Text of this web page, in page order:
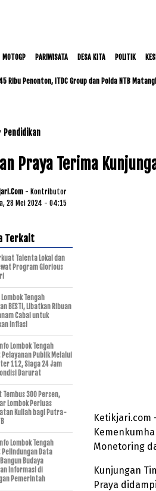
MOTOGP PARIWISATA DESA KITA POLITIK
Ribu Penonton, ITDC Group dan Polda NTB
Pendidikan
Praya Terima
- Kontributor
28 Mei 2024 - 04:15
Ketikjari.com
Monetoring
Kunjungan
Praya
Terkait
Talenta Lokal dan
Program Glorious
Lombok Tengah
BESTI, Libatkan Ribuan
Cabai untuk
Inflasi
Lombok Tengah
Publik Melalui
112, Siaga 24 Jam
Darurat
Tembus 300 Persen,
Lombok Perluas
Kuliah bagi Putra-
Lombok Tengah
Pelindungan Data
Budaya
Informasi di
Pemerintah